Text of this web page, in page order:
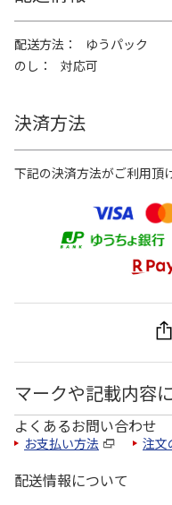
配送方法
ゆうパック
のし
対応可
決済方法
下記の決済方法がご利用頂
マークや記載内容
よくあるお問い合わせ
お支払い方法 注文
配送情報について